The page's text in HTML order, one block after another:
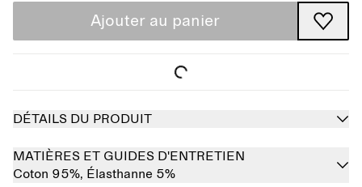
Ajouter au panier
DÉTAILS DU PRODUIT
MATIÈRES ET GUIDES D'ENTRETIEN
Coton 95%, Élasthanne 5%